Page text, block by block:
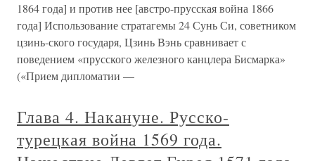
1864 года] и против нее [австро-прусская война 1866
года] Использование стратагемы 24 Сунь Си, советником
цзинь-ского государя, Цзинь Вэнь сравнивает с
поведением «прусского железного канцлера Бисмарка»
(«Прием дипломатии —
Глава 4. Накануне. Русско-
турецкая война 1569 года.